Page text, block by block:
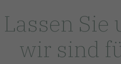
Lassen Sie
wir sind